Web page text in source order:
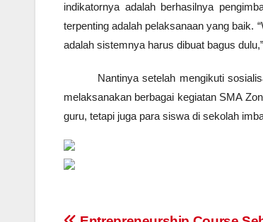
indikatornya adalah berhasilnya
terpenting adalah pelaksanaan yang baik.
adalah sistemnya harus dibuat bagus
Nantinya setelah mengikuti
melaksanakan berbagai kegiatan SMA
guru, tetapi juga para siswa di sekolah